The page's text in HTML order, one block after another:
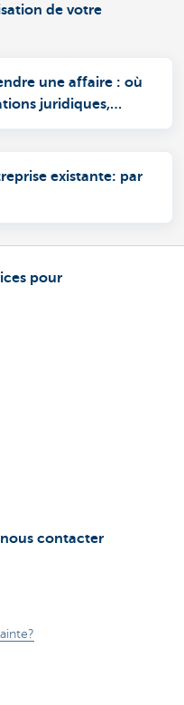
de votre
une affaire : où
juridiques,
existante: par
pour
nous contacter